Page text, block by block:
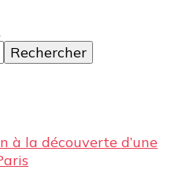
à la découverte d’une